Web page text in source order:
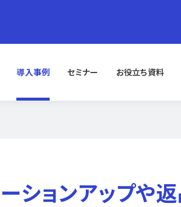
導入事例 セミナー お役立ち資料
ションアップや